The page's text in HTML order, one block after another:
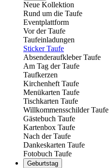
Neue Kollektion
Rund um die Taufe
Eventplattform
Vor der Taufe
Taufeinladungen
Sticker Taufe
Absenderaufkleber Taufe
Am Tag der Taufe
Taufkerzen
Kirchenheft Taufe
Menükarten Taufe
Tischkarten Taufe
Willkommensschilder Taufe
Gästebuch Taufe
Kartenbox Taufe
Nach der Taufe
Dankeskarten Taufe
Fotobuch Taufe
Geburtstag